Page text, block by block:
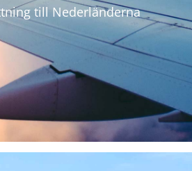
till Nederländerna